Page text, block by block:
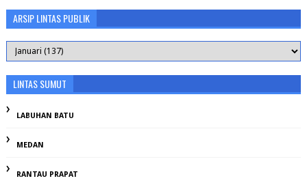
ARSIP LINTAS PUBLIK
LINTAS SUMUT
LABUHAN BATU
MEDAN
RANTAU PRAPAT